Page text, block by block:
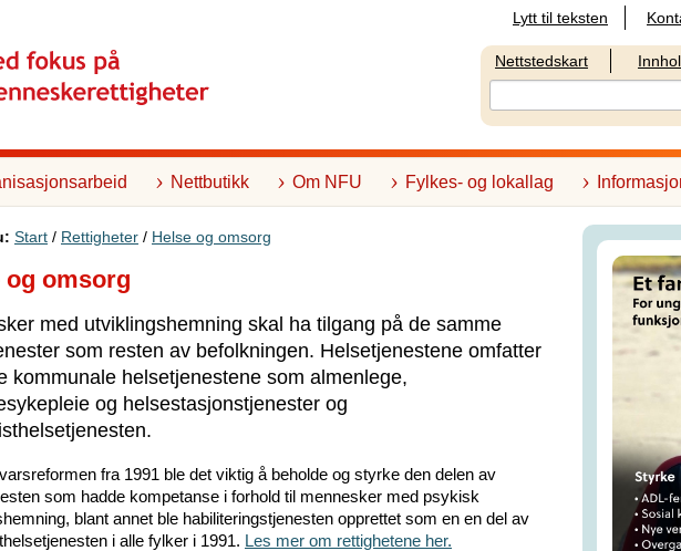
Lytt til teksten
Nettstedskart
Nettbutikk Om NFU Fylkes- og lokallag
Start / Rettigheter / Helse og omsorg
og omsorg
med utviklingshemning skal ha tilgang på de samme
som resten av befolkningen. Helsetjenestene omfatter
kommunale helsetjenestene som almenlege,
og helsestasjonstjenester og
fra 1991 ble det viktig å beholde og styrke den delen av
som hadde kompetanse i forhold til mennesker med psykisk
blant annet ble habiliteringstjenesten opprettet som en en del av
i alle fylker i 1991. Les mer om rettighetene her.